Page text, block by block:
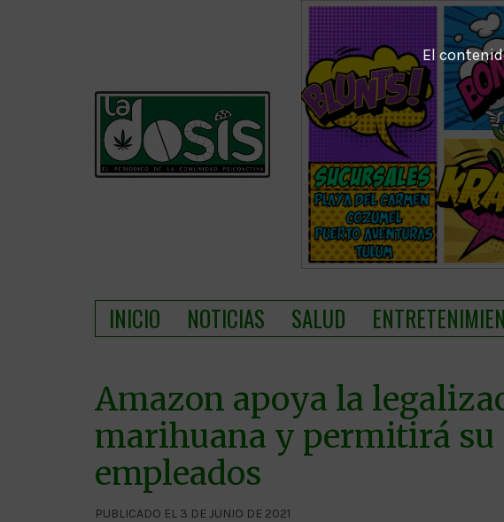
El
INICIO NOTICIAS SALUD
Amazon apoya la
marihuana y permitirá su
empleados
PUBLICADO EL 3 DE JUNIO DE 2021